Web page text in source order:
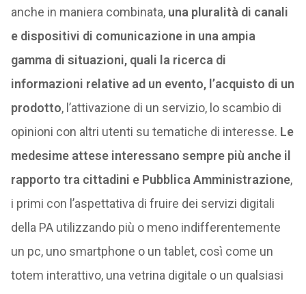
anche in maniera combinata, una pluralità di canali
e dispositivi di comunicazione in una ampia
gamma di situazioni, quali la ricerca di
informazioni relative ad un evento, l’acquisto di un
prodotto, l’attivazione di un servizio, lo scambio di
opinioni con altri utenti su tematiche di interesse. Le
medesime attese interessano sempre più anche il
rapporto tra cittadini e Pubblica Amministrazione,
i primi con l’aspettativa di fruire dei servizi digitali
della PA utilizzando più o meno indifferentemente
un pc, uno smartphone o un tablet, così come un
totem interattivo, una vetrina digitale o un qualsiasi